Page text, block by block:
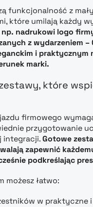
funkcjonalność z
które umilają każdy
np. nadrukowi logo
z wydarzeniem –
i praktycznym
marki.
które
firmowego
przygotowanie
integracji.Gotowe
zapewnić
podkreślając
możesz łatwo:
w praktyczne